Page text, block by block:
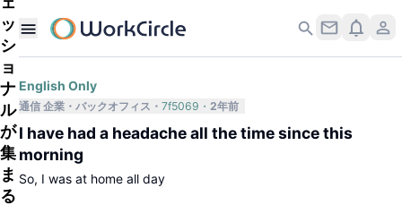
ッ
シ
ョ
ナ
ル
が
集
ま
る
English Only
通信 企業 バックオフィス 7f5069 2年前
I have had a headache all the time since this
morning
So, I was at home all day